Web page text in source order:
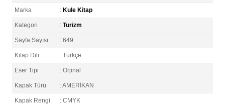
Marka : Kule Kitap
Kategori : Turizm
Sayfa Sayısı : 649
Kitap Dili : Türkçe
Eser Tipi : Orjinal
Kapak Türü : AMERİKAN
Kapak Rengi : CMYK